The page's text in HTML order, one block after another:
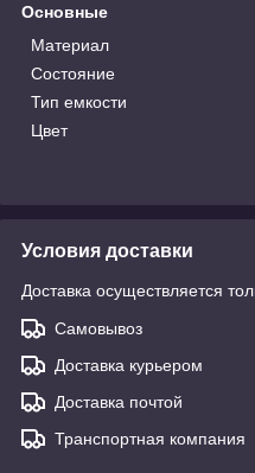
Основные
Материал
Состояние
Тип емкости
Цвет
Условия доставки
Доставка осуществляется
Самовывоз
Доставка курьером
Доставка почтой
Транспортная компания